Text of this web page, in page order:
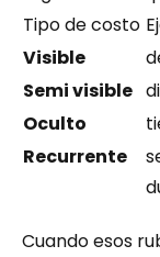
Tipo de costo
Visible
Semi visible
Oculto
Recurrente
Cuando esos